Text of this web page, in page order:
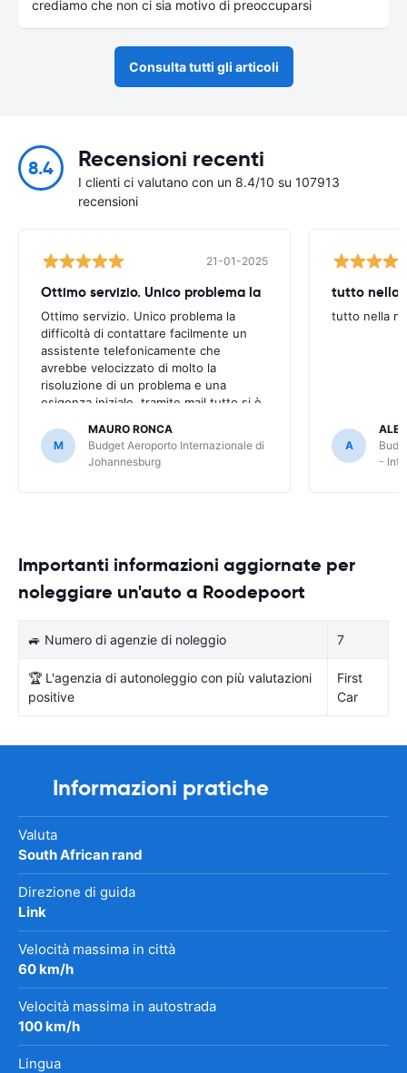
crediamo che non ci sia motivo di preoccuparsi
Consulta tutti gli articoli
8.4 Recensioni recenti
I clienti ci valutano con un 8.4/10 su 107913
recensioni
21-01-2025
Ottimo servizio. Unico problema la
Ottimo servizio. Unico problema la
difficoltà di contattare facilmente un
assistente telefonicamente che
avrebbe velocizzato di molto la
risoluzione di un problema e una
esigenza iniziale. tramite mail tutto si è
M
MAURO RONCA
Budget Aeroporto Internazionale di
Johannesburg
tutto nella
tutto nella
A
-
Importanti informazioni aggiornate per
noleggiare un'auto a Roodepoort
🚙 Numero di agenzie di noleggio 7
🏆 L'agenzia di autonoleggio con più valutazioni
positive
First
Car
Informazioni pratiche
Valuta
South African rand
Direzione di guida
Link
Velocità massima in città
60 km/h
Velocità massima in autostrada
100 km/h
Lingua